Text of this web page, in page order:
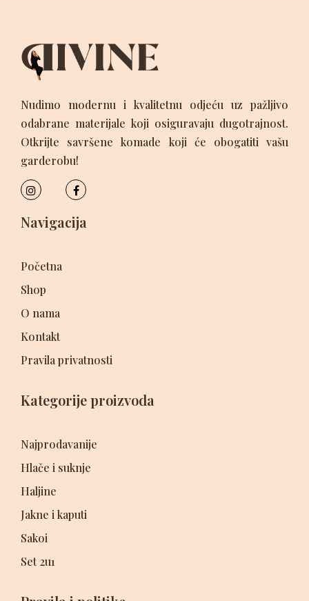
Nudimo modernu i kvalitetnu odjeću uz pažljivo
odabrane materijale koji osiguravaju dugotrajnost.
Otkrijte savršene komade koji će obogatiti vašu
garderobu!
Navigacija
Početna
Shop
O nama
Kontakt
Pravila privatnosti
Kategorije proizvoda
Najprodavanije
Hlače i suknje
Haljine
Jakne i kaputi
Sakoi
Set 2u1